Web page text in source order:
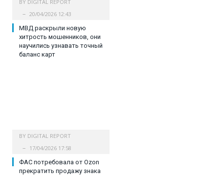
BY DIGITAL REPORT
20/04/2026 12:43
МВД раскрыли новую
хитрость мошенников, они
научились узнавать точный
баланс карт
BY DIGITAL REPORT
17/04/2026 17:58
ФАС потребовала от Ozon
прекратить продажу знака